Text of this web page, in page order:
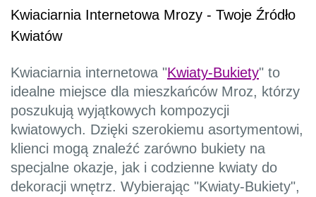
Kwiaciarnia Internetowa Mrozy - Twoje Źródło
Kwiatów
Kwiaciarnia internetowa "Kwiaty-Bukiety" to
idealne miejsce dla mieszkańców Mroz, którzy
poszukują wyjątkowych kompozycji
kwiatowych. Dzięki szerokiemu asortymentowi,
klienci mogą znaleźć zarówno bukiety na
specjalne okazje, jak i codzienne kwiaty do
dekoracji wnętrz. Wybierając "Kwiaty-Bukiety",